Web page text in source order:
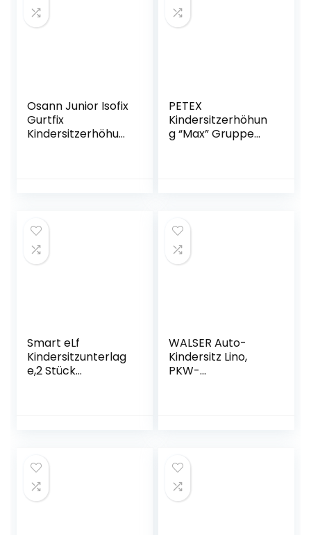
Osann Junior Isofix
Gurtfix
Kindersitzerhöhun
PETEX
Kindersitzerhöhun
g “Max” Gruppe
Smart eLf
Kindersitzunterlag
e,2 Stück
Netztaschen für
Baby und Haustier
WALSER Auto-
Kindersitz Lino,
PKW-
schwarz